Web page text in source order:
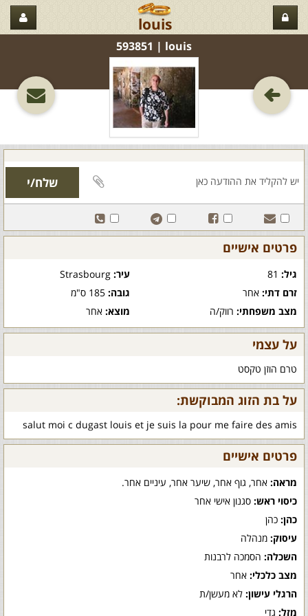
louis
louis‏ | 593851
פרטים אישיים
גיל: עיר:Strasbourg
זרם דתי: אחר גובה:185 ס"מ
מצב משפחתי: רווק/ה מוצא:אחר
על עצמי
טרם הוזן טקסט
על בת הזוג המבוקשת:
salut moi c dugast louis et je suis la pour me faire des amis
פרטים אישיים
מראה: אחר, גוף אחר, שיער אחר, עיניים אחר.
כיסוי ראש: סגנון אישי אחר
כהן: כהן
עיסוק: מנהלה
השכלה: הסמכה לרבנות
מצב כלכלי: אחר
הרגלי עישון: לא מעשן/ת
מזל: גדי